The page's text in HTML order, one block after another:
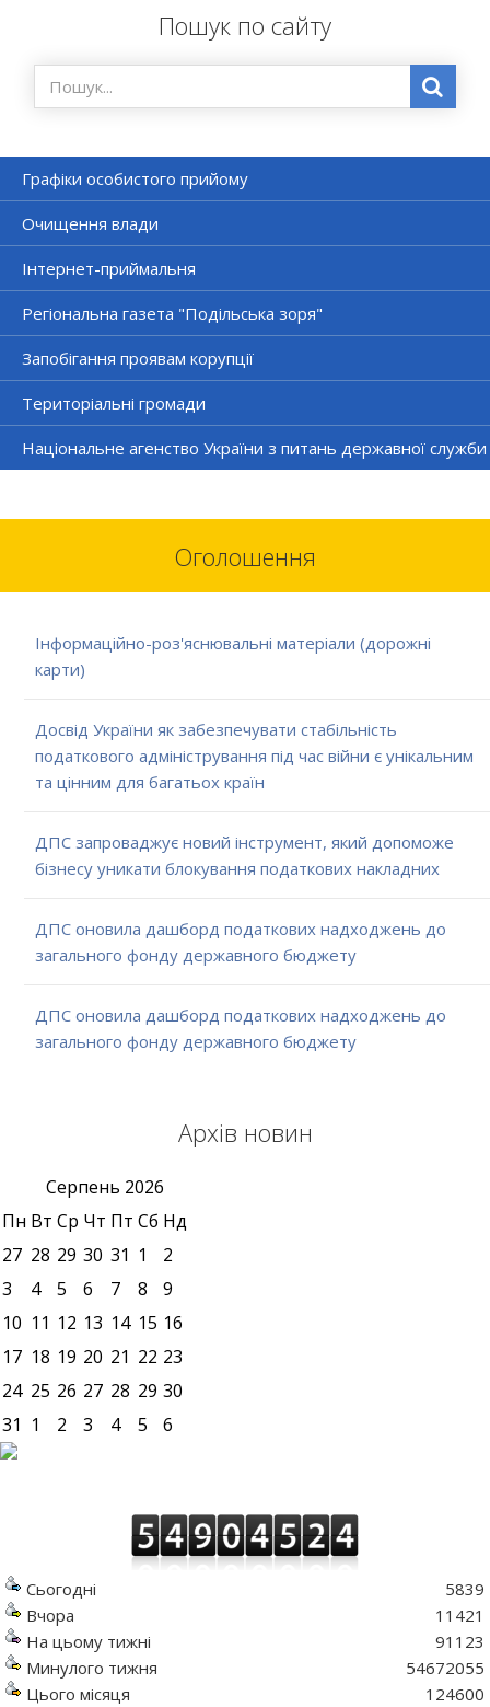
Пошук по сайту
Графіки особистого прийому
Очищення влади
Інтернет-приймальня
Регіональна газета "Подільська зоря"
Запобігання проявам корупції
Територіальні громади
Національне агенство України з питань державної служби
Оголошення
Інформаційно-роз'яснювальні матеріали (дорожні
карти)
Досвід України як забезпечувати стабільність
податкового адміністрування під час війни є унікальним
та цінним для багатьох країн
ДПС запроваджує новий інструмент, який допоможе
бізнесу уникати блокування податкових накладних
ДПС оновила дашборд податкових надходжень до
загального фонду державного бюджету
ДПС оновила дашборд податкових надходжень до
загального фонду державного бюджету
Архів новин
Серпень 2026
Пн Вт Ср Чт Пт Сб Нд
27 28 29 30 31 1
2
3
4 5 6 7 8
9
10 11 12 13 14 15 16
17 18 19 20 21 22 23
24 25 26 27 28 29 30
31 1 2 3 4 5 6
Сьогодні
Вчора
На цьому тижні
Минулого тижня
Цього місяця
5839
11421
91123
54672055
124600